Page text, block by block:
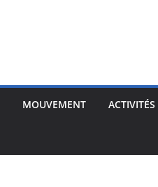
MOUVEMENT ACTIVITÉS